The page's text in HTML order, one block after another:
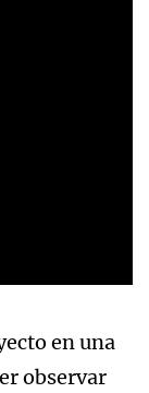
en una
observar